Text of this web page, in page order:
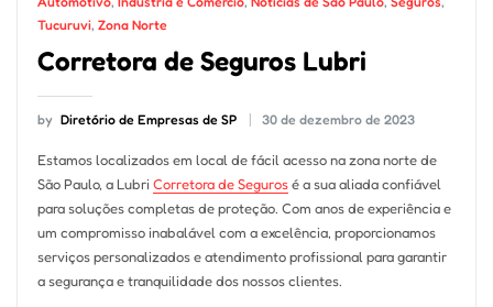
Tucuruvi, Zona Norte
Corretora de Seguros Lubri
by Diretório de Empresas de SP 30 de dezembro de 2023
Estamos localizados em local de fácil acesso na zona norte de
São Paulo, a Lubri Corretora de Segurosé a sua aliada confiável
para soluções completas de proteção. Com anos de experiência e
um compromisso inabalável com a excelência, proporcionamos
serviços personalizados e atendimento profissional para garantir
a segurança e tranquilidade dos nossos clientes.